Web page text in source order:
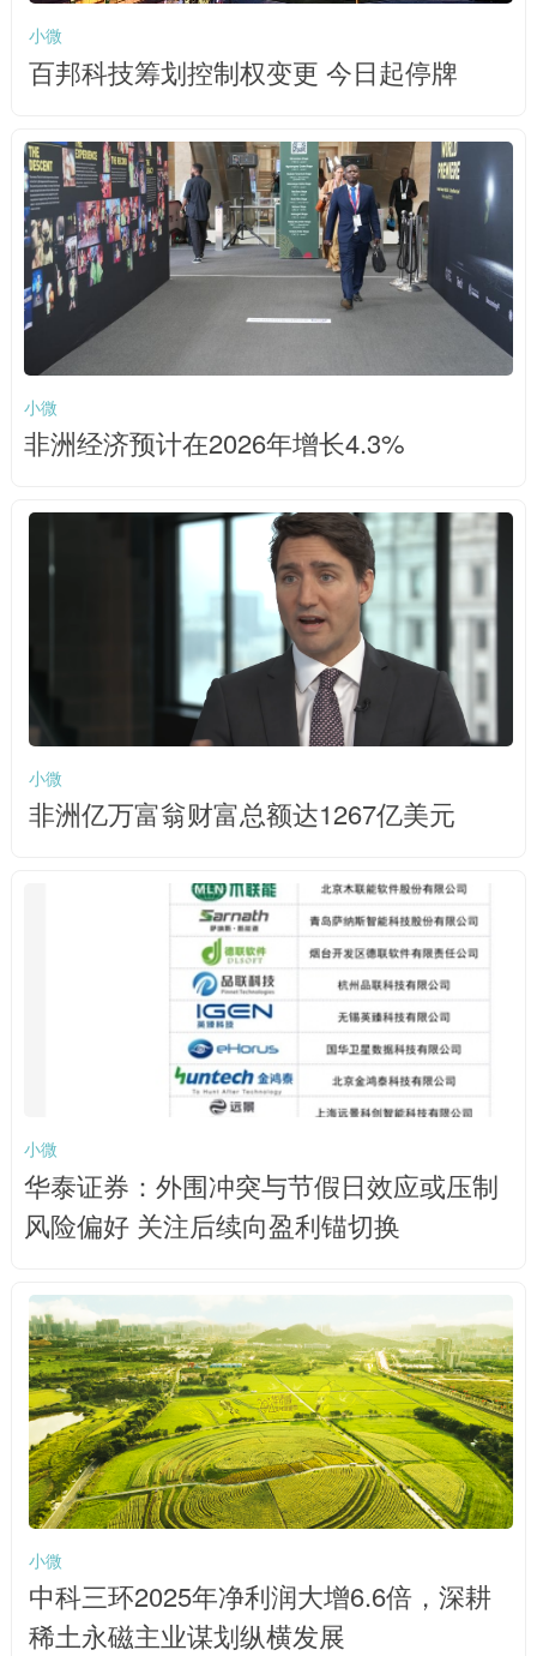
小微
百邦科技筹划控制权变更 今日起停牌
小微
非洲经济预计在2026年增长4.3%
小微
非洲亿万富翁财富总额达1267亿美元
小微
华泰证券：外围冲突与节假日效应或压制
风险偏好 关注后续向盈利锚切换
小微
中科三环2025年净利润大增6.6倍，深耕
稀土永磁主业谋划纵横发展